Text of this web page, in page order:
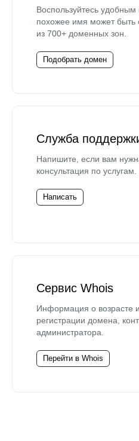
Воспользуйтесь
похожее имя может быть
из 700+ доменных зон.
Подобрать домен
Служба
Напишите, если вам
консультация по услугам.
Написать
Сервис Whois
Информация о возрасте
регистрации домена,
администратора.
Перейти в Whois